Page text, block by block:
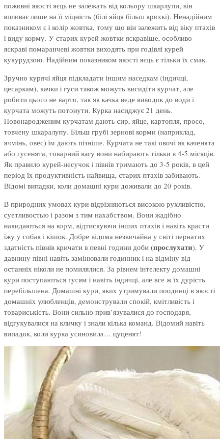
поживні якості яєць не залежать від кольору шкарлупи, він
впливає лише на її міцність (білі яйця більш крихкі). Ненадійним
показником є і колір жовтка, тому що він залежить від віку птахів
і виду корму. У старих курей жовтки яскравіше, особливо
яскраві помаранчеві жовтки виходять при годівлі курей
кукурудзою. Надійним показником якості яєць є тільки їх смак.
Зручно курячі яйця підкладати іншим наседкам (індичці,
цесаркам), качки і гуси також можуть висидіти курчат, але
робити цього не варто, так як качка веде виводок до води і
курчата можуть потонути. Курка насиджує 21 день.
Новонародженим курчатам дають сир, яйце, картопля, просо,
товчену шкаралупу. Більш грубі зернові корми (наприклад,
ячмінь, овес) їм дають пізніше. Курчата не такі овочі як каченята
або гусенята, товарний вагу вони набирають тільки в 4-5 місяців.
Як правило курей-несучок і півнів тримають до 3-5 років, в цей
період їх продуктивність найвища, старих птахів забивають.
Відомі випадки, коли домашні кури доживали до 20 років.
В природних умовах кури відрізняються високою рухливістю,
суетливостью і разом з тим нахабством. Вони жадібно
накидаються на корм, відтискуючи інших птахів і навіть красти
їжу у собак і кішок. Добре відома незвичайна у світі пернатих
здатність півнів кричати в певні години доби (прослухати). У
давнину півні навіть замінювали годинник і на відміну від
останніх ніколи не помилялися. За рівнем інтелекту домашні
кури поступаються гусям і навіть індичці, але все ж їх дурість
перебільшена. Домашні кури, яких утримували поодинці в якості
домашніх улюбленців, демонстрували спокій, кмітливість і
товариськість. Вони сильно прив’язувалися до господаря,
відгукувалися на кличку і знали кілька команд. Відомий навіть
випадок, коли курка усиновила… цуценят!